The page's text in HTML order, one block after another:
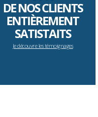
DE NOS CLIENTS
ENTIÈREMENT
SATISTAITS
Je découvre les témoignages